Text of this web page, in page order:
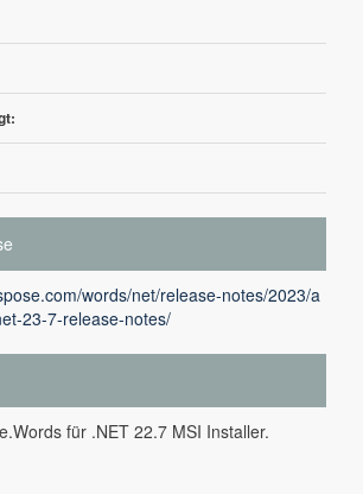
words/net/release-notes/2023/a
23-7-release-notes/
für .NET 22.7 MSI Installer.